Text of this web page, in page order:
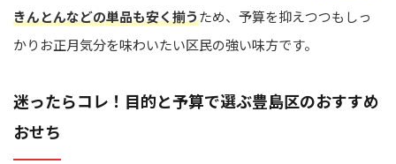
きんとんなどの単品も安く揃うため、予算を抑えつつもしっ
かりお正月気分を味わいたい区民の強い味方です。
迷ったらコレ！目的と予算で選ぶ豊島区のおすすめ
おせち